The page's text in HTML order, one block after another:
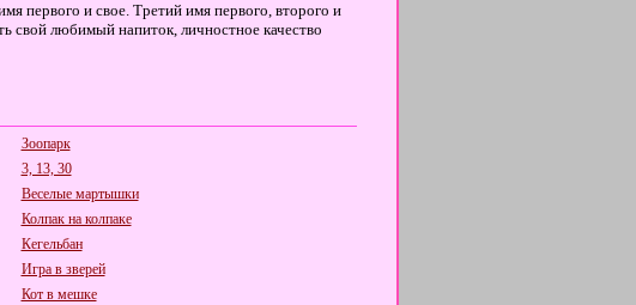
первого и свое. Третий имя первого, второго и
свой любимый напиток, личностное качество
Зоопарк
3, 13, 30
Веселые мартышки
Колпак на колпаке
Кегельбан
Игра в зверей
Кот в мешке